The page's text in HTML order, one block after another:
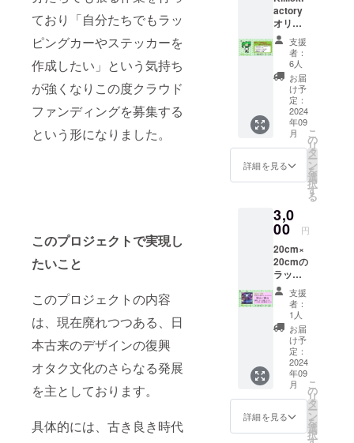
ており「自分たちでもラッ
ピングカーやステッカーを
作成したい」という気持ち
が強くなりこの度クラウド
ファンディングを募集する
という形になりました。
このプロジェクトで実現し
たいこと
このプロジェクトの内容
は、現在廃れつつある、日
本古来のデザインの復興
オタク文化のさらなる発展
を主としております。
具体的には、古き良き時代
actory
オリジ
ナル
キャラ
クター
「キ
リーク
ちゃ
ん」の
ステッ
カーに
なりま
す。 大
きさは
8cm×8
なって
おりま
す。
支援
者：
6人
お届
け予
定：
2024
年09
月
詳細を見る
こ
の
リ
タ
ー
ン
を
選
択
す
る
3,0
00 円
20cm×
20cmの
ラッピ
ング
シート
になり
ます。
お好き
な使い
たい
データ
を頂き
ました
ら、こ
ちらで
印刷さ
支援
者：
1人
お届
け予
定：
2024
年09
月
詳細を見る
こ
の
リ
タ
ー
ン
を
選
択